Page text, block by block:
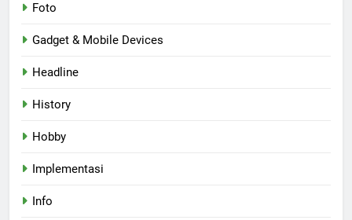
Foto
Gadget & Mobile Devices
Headline
History
Hobby
Implementasi
Info